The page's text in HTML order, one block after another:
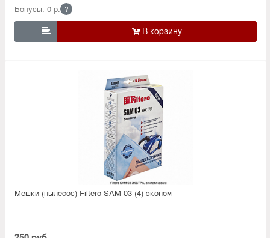
Бонусы: 0 р. ?

Мешки (пылесос) Filtero SAM 03 (4) эконом